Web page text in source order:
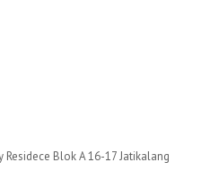
Blok A 16-17 Jatikalang